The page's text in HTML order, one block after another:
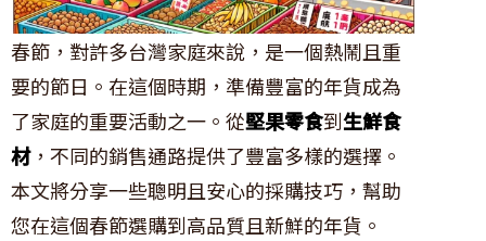
春節，對許多台灣家庭來說，是一個熱鬧且重
要的節日。在這個時期，準備豐富的年貨成為
了家庭的重要活動之一。從堅果零食到生鮮食
材，不同的銷售通路提供了豐富多樣的選擇。
本文將分享一些聰明且安心的採購技巧，幫助
您在這個春節選購到高品質且新鮮的年貨。